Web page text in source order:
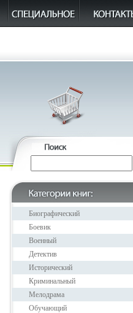
Биографический
Боевик
Военный
Детектив
Исторический
Криминальный
Мелодрама
Обучающий